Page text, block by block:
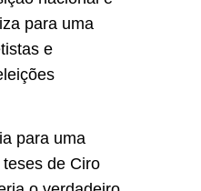
para uma
e
para uma
de Ciro